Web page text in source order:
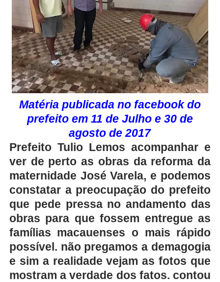
Matéria publicada no facebook do
prefeito em 11 de Julho e 30 de
agosto de 2017
Prefeito Tulio Lemos acompanhar e
ver de perto as obras da reforma da
maternidade José Varela, e podemos
constatar a preocupação do prefeito
que pede pressa no andamento das
obras para que fossem entregue as
famílias macauenses o mais rápido
possível. não pregamos a demagogia
e sim a realidade vejam as fotos que
mostram a verdade dos fatos. contou